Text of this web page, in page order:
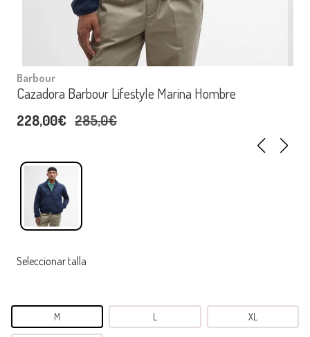
Barbour
Cazadora Barbour Lifestyle Marina Hombre
228,00€ 285,0€
Seleccionar talla
M L XL